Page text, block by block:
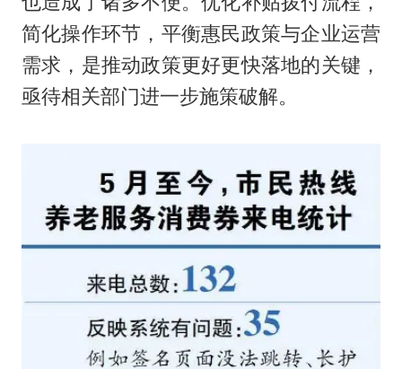
简化操作环节，平衡惠民政策与企业运营
需求，是推动政策更好更快落地的关键，
亟待相关部门进一步施策破解。